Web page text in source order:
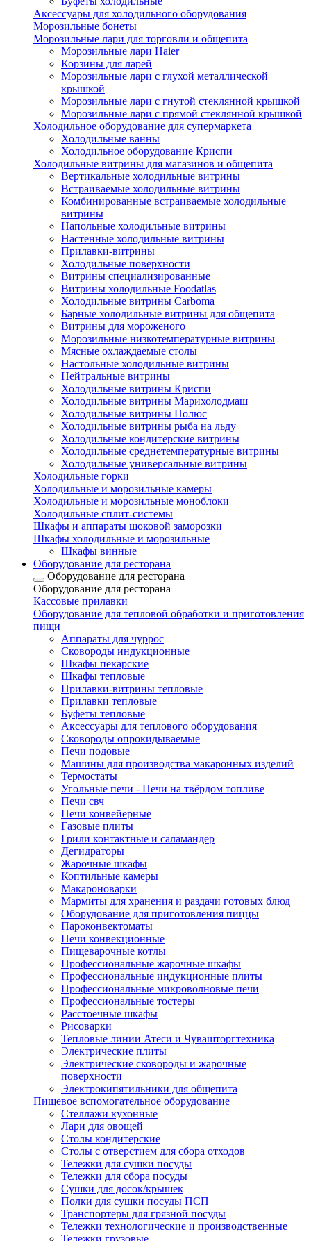
Аксессуары для холодильного оборудования
Морозильные бонеты
Морозильные лари для торговли и общепита
Морозильные лари Haier
Корзины для ларей
Морозильные лари с глухой металлической
крышкой
Морозильные лари с гнутой стеклянной крышкой
Морозильные лари с прямой стеклянной крышкой
Холодильное оборудование для супермаркета
Холодильные ванны
Холодильное оборудование Криспи
Холодильные витрины для магазинов и общепита
Вертикальные холодильные витрины
Встраиваемые холодильные витрины
Комбинированные встраиваемые холодильные
витрины
Напольные холодильные витрины
Настенные холодильные витрины
Прилавки-витрины
Холодильные поверхности
Витрины специализированные
Витрины холодильные Foodatlas
Холодильные витрины Carboma
Барные холодильные витрины для общепита
Витрины для мороженого
Морозильные низкотемпературные витрины
Мясные охлаждаемые столы
Настольные холодильные витрины
Нейтральные витрины
Холодильные витрины Криспи
Холодильные витрины Марихолодмаш
Холодильные витрины Полюс
Холодильные витрины рыба на льду
Холодильные кондитерские витрины
Холодильные среднетемпературные витрины
Холодильные универсальные витрины
Холодильные горки
Холодильные и морозильные камеры
Холодильные и морозильные моноблоки
Холодильные сплит-системы
Шкафы и аппараты шоковой заморозки
Шкафы холодильные и морозильные
Шкафы винные
Оборудование для ресторана
Оборудование для ресторана
Оборудование для ресторана
Кассовые прилавки
Оборудование для тепловой обработки и приготовления
пищи
Аппараты для чуррос
Сковороды индукционные
Шкафы пекарские
Шкафы тепловые
Прилавки-витрины тепловые
Прилавки тепловые
Буфеты тепловые
Аксессуары для теплового оборудования
Сковороды опрокидываемые
Печи подовые
Машины для производства макаронных изделий
Термостаты
Угольные печи - Печи на твёрдом топливе
Печи свч
Печи конвейерные
Газовые плиты
Грили контактные и саламандер
Дегидраторы
Жарочные шкафы
Коптильные камеры
Макароноварки
Мармиты для хранения и раздачи готовых блюд
Оборудование для приготовления пиццы
Пароконвектоматы
Печи конвекционные
Пищеварочные котлы
Профессиональные жарочные шкафы
Профессиональные индукционные плиты
Профессиональные микроволновые печи
Профессиональные тостеры
Расстоечные шкафы
Рисоварки
Тепловые линии Атеси и Чувашторгтехника
Электрические плиты
Электрические сковороды и жарочные
поверхности
Электрокипятильники для общепита
Пищевое вспомогательное оборудование
Стеллажи кухонные
Лари для овощей
Столы кондитерские
Столы с отверстием для сбора отходов
Тележки для сушки посуды
Тележки для сбора посуды
Сушки для досок/крышек
Полки для сушки посуды ПСП
Транспортеры для грязной посуды
Тележки технологические и производственные
Тележки грузовые